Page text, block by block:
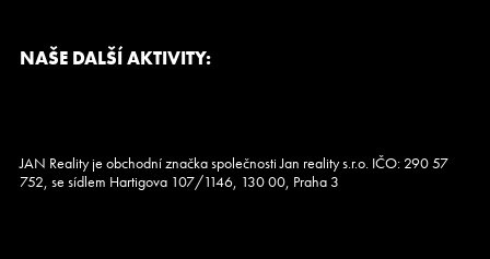
NAŠE DALŠÍ AKTIVITY:
JAN Reality je obchodní značka společnosti Jan reality s.r.o. IČO: 290 57
752, se sídlem Hartigova 107/1146, 130 00, Praha 3